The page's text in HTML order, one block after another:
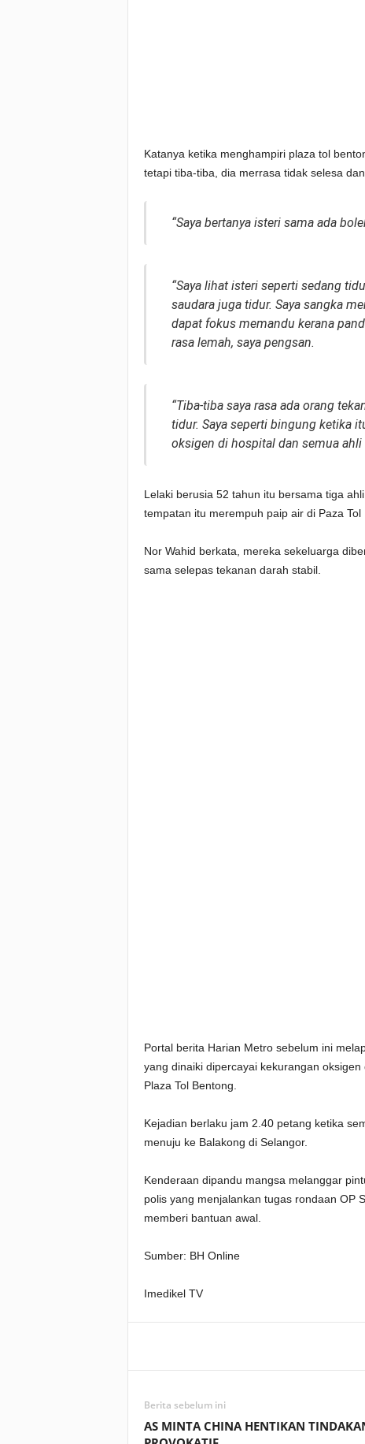
Katanya ketika menghampiri plaza tol
tetapi tiba-tiba, dia merrasa tidak selesa
“Saya bertanya isteri sama ada
“Saya lihat isteri seperti sedang
saudara juga tidur. Saya sangka
dapat fokus memandu kerana
rasa lemah, saya pengsan.
“Tiba-tiba saya rasa ada orang
tidur. Saya seperti bingung ketika
oksigen di hospital dan semua ahli
Lelaki berusia 52 tahun itu bersama tiga
tempatan itu merempuh paip air di Paza Tol
Nor Wahid berkata, mereka sekeluarga
sama selepas tekanan darah stabil.
Portal berita Harian Metro sebelum ini
yang dinaiki dipercayai kekurangan
Plaza Tol Bentong.
Kejadian berlaku jam 2.40 petang ketika
menuju ke Balakong di Selangor.
Kenderaan dipandu mangsa melanggar
polis yang menjalankan tugas rondaan OP
memberi bantuan awal.
Sumber: BH Online
Imedikel TV
Berita sebelum ini
AS MINTA CHINA HENTIKAN